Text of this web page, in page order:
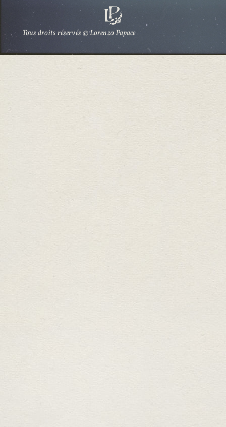
Accepter
Refuser
Tous droits réservés © Lorenzo Papace